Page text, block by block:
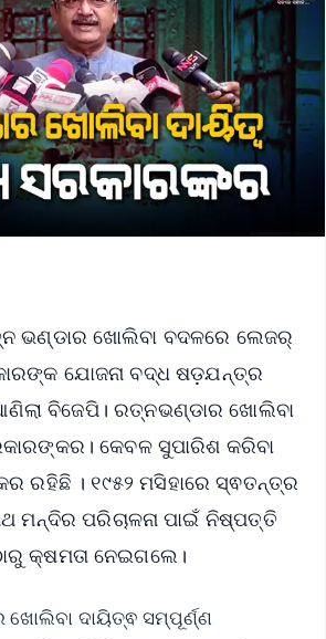
ଭଣ୍ଡାର ଖୋଲିବା ବଦଳରେ ଲେଜର୍
ଯୋଜନା ବଦ୍ଧ ଷଡ଼ଯନ୍ତ୍ର
ବିଜେପି। ରତ୍ନଭଣ୍ଡାର ଖୋଲିବା
କେବଳ ସୁପାରିଶ କରିବା
ରହିଛି । ୧୯୫୨ ମସିହାରେ ସ୍ଵତନ୍ତ୍ର
ମନ୍ଦିର ପରିଚାଳନା ପାଇଁ ନିଷ୍ପତ୍ତି
କ୍ଷମତା ନେଇଗଲେ।
ଦାୟିତ୍ଵ ସମ୍ପୂର୍ଣ୍ଣ